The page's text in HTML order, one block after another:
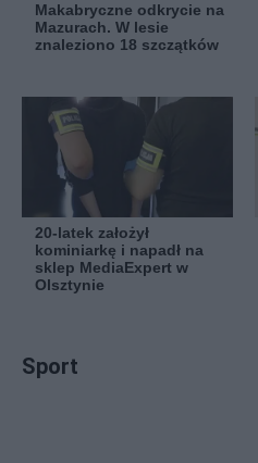
Makabryczne odkrycie na
Mazurach. W lesie
znaleziono 18 szczątków
20-latek założył
kominiarkę i napadł na
sklep MediaExpert w
Olsztynie
Sport